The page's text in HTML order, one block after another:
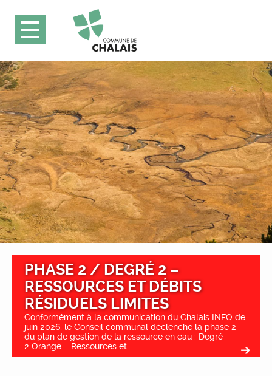
PHASE 2 / DEGRÉ 2 –
RESSOURCES ET DÉBITS
RÉSIDUELS LIMITES
Conformément à la communication du Chalais INFO de
juin 2026, le Conseil communal déclenche la phase 2
du plan de gestion de la ressource en eau : Degré
2 Orange – Ressources et...